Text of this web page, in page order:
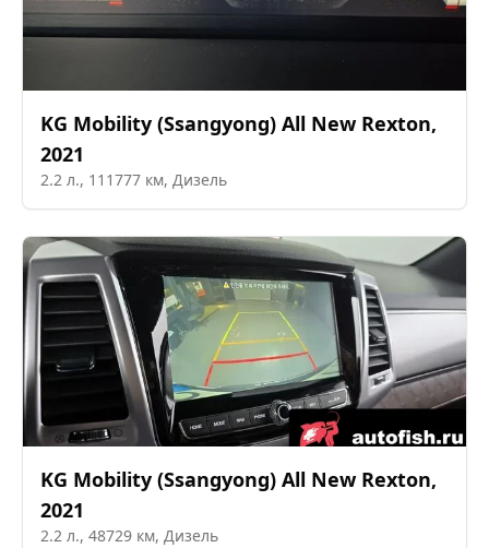
KG Mobility (Ssangyong) All New Rexton,
2021
2.2 л., 111777 км, Дизель
KG Mobility (Ssangyong) All New Rexton,
2021
2.2 л., 48729 км, Дизель